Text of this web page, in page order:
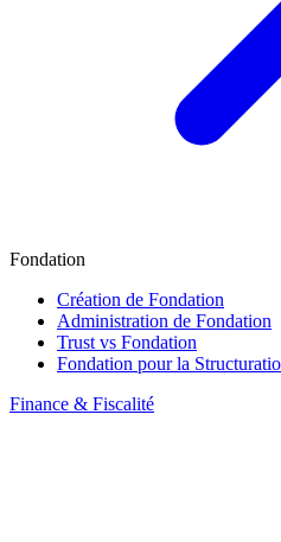
Fondation
Création de Fondation
Administration de Fondation
Trust vs Fondation
Fondation pour la
Finance & Fiscalité